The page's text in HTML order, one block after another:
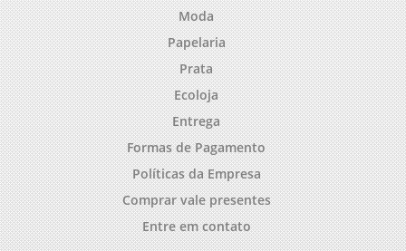
Moda
Papelaria
Prata
Ecoloja
Entrega
Formas de Pagamento
Políticas da Empresa
Comprar vale presentes
Entre em contato